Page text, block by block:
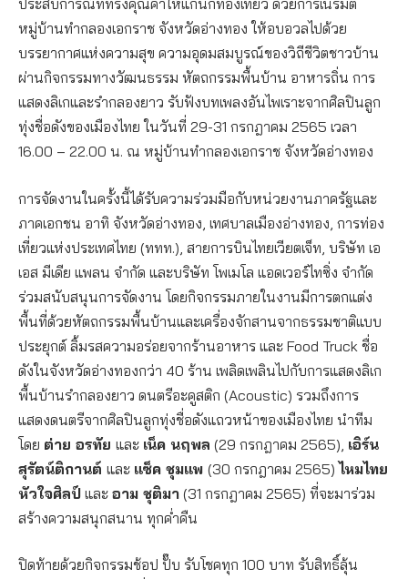
ประสบการณ์ที่ทรงคุณค่าให้แก่นักท่องเที่ยว ด้วยการเนรมิต
หมู่บ้านทำกลองเอกราช จังหวัดอ่างทอง ให้อบอวลไปด้วย
บรรยากาศแห่งความสุข ความอุดมสมบูรณ์ของวิถีชีวิตชาวบ้าน
ผ่านกิจกรรมทางวัฒนธรรม หัตถกรรมพื้นบ้าน อาหารถิ่น การ
แสดงลิเกและรำกลองยาว รับฟังบทเพลงอันไพเราะจากศิลปินลูก
ทุ่งชื่อดังของเมืองไทย ในวันที่ 29-31 กรกฎาคม 2565 เวลา
16.00 – 22.00 น. ณ หมู่บ้านทำกลองเอกราช จังหวัดอ่างทอง
การจัดงานในครั้งนี้ได้รับความร่วมมือกับหน่วยงานภาครัฐและ
ภาคเอกชน อาทิ จังหวัดอ่างทอง, เทศบาลเมืองอ่างทอง, การท่อง
เที่ยวแห่งประเทศไทย (ททท.), สายการบินไทยเวียตเจ็ท, บริษัท เอ
เอส มีเดีย แพลน จำกัด และบริษัท โพเมโล แอดเวอร์ไทซิ่ง จำกัด
ร่วมสนับสนุนการจัดงาน โดยกิจกรรมภายในงานมีการตกแต่ง
พื้นที่ด้วยหัตถกรรมพื้นบ้านและเครื่องจักสานจากธรรมชาติแบบ
ประยุกต์ ลิ้มรสความอร่อยจากร้านอาหาร และ Food Truck ชื่อ
ดังในจังหวัดอ่างทองกว่า 40 ร้าน เพลิดเพลินไปกับการแสดงลิเก
พื้นบ้านรำกลองยาว ดนตรีอะคูสติก (Acoustic) รวมถึงการ
แสดงดนตรีจากศิลปินลูกทุ่งชื่อดังแถวหน้าของเมืองไทย นำทีม
โดย ต่าย อรทัย และ เน็ค นฤพล (29 กรกฎาคม 2565), เอิร์น
สุรัตน์ติกานต์ และ แซ็ค ชุมแพ (30 กรกฎาคม 2565)ไหมไทย
หัวใจศิลป์ และ อาม ชุติมา (31 กรกฎาคม 2565) ที่จะมาร่วม
สร้างความสนุกสนาน ทุกค่ำคืน
ปิดท้ายด้วยกิจกรรมช้อป ปั๊บ รับโชคทุก 100 บาท รับสิทธิ์ลุ้น